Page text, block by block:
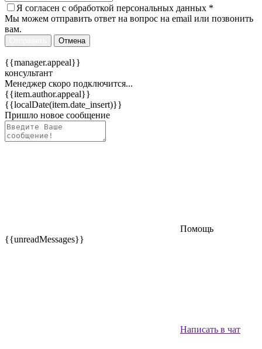
Я согласен c обработкой персональных данных *
Мы можем отправить ответ на вопрос на email или позвонить
вам.
Отмена
{{manager.appeal}}
консультант
Менеджер скоро подключится...
{{item.author.appeal}}
{{localDate(item.date_insert)}}
Пришло новое сообщение
Помощь
{{unreadMessages}}
Написать в чат